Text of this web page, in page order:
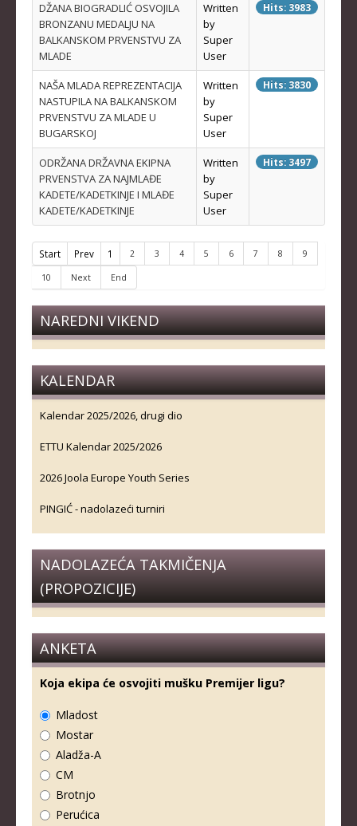
PRAVILNICI
OBRASCI
OPŠTI DOKUMENTI
IZVJEŠTAJI I ZAPISNICI
KLUBOVI
KONTAKT
LINKOVI
DŽANA BIOGRADLIĆ OSVOJILA
BRONZANU MEDALJU NA
BALKANSKOM PRVENSTVU ZA
MLADE
Written
by
Super
User
Hits: 3983
NAŠA MLADA REPREZENTACIJA
NASTUPILA NA BALKANSKOM
PRVENSTVU ZA MLADE U
BUGARSKOJ
Written
by
Super
User
Hits: 3830
ODRŽANA DRŽAVNA EKIPNA
PRVENSTVA ZA NAJMLAĐE
KADETE/KADETKINJE I MLAĐE
KADETE/KADETKINJE
Written
by
Super
User
Hits: 3497
Start Prev 1 2 3 4 5 6 7 8 9
10 Next End
NAREDNI VIKEND
KALENDAR
Kalendar 2025/2026, drugi dio
ETTU Kalendar 2025/2026
2026 Joola Europe Youth Series
PINGIĆ - nadolazeći turniri
NADOLAZEĆA TAKMIČENJA
(PROPOZICIJE)
ANKETA
Koja ekipa će osvojiti mušku Premijer ligu?
Mladost
Mostar
Aladža-A
CM
Brotnjo
Perućica